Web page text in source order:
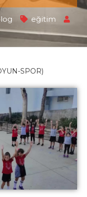
eğitim
SPOR)